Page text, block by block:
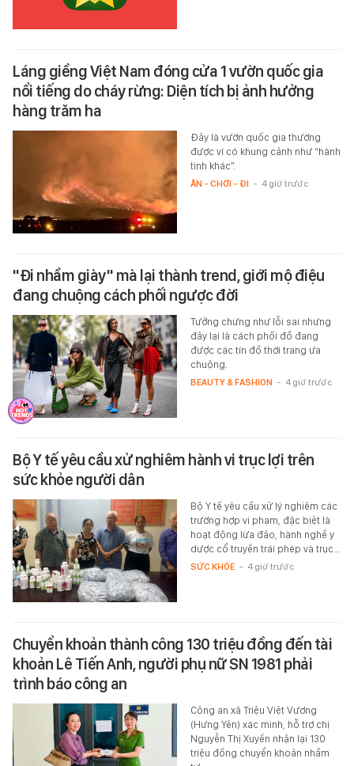
Láng giềng Việt Nam đóng cửa 1 vườn quốc gia
nổi tiếng do cháy rừng: Diện tích bị ảnh hưởng
hàng trăm ha
Đây là vườn quốc gia thường
được ví có khung cảnh như “hành
tinh khác”.
ĂN - CHƠI - ĐI - 4 giờ trước
"Đi nhầm giày" mà lại thành trend, giới mộ điệu
đang chuộng cách phối ngược đời
Tưởng chừng như lỗi sai nhưng
đây lại là cách phối đồ đang
được các tín đồ thời trang ưa
chuộng.
BEAUTY & FASHION - 4 giờ trước
Bộ Y tế yêu cầu xử nghiêm hành vi trục lợi trên
sức khỏe người dân
Bộ Y tế yêu cầu xử lý nghiêm các
trường hợp vi phạm, đặc biệt là
hoạt động lừa đảo, hành nghề y
dược cổ truyền trái phép và trục…
SỨC KHỎE - 4 giờ trước
Chuyển khoản thành công 130 triệu đồng đến tài
khoản Lê Tiến Anh, người phụ nữ SN 1981 phải
trình báo công an
Công an xã Triệu Việt Vương
(Hưng Yên) xác minh, hỗ trợ chị
Nguyễn Thị Xuyến nhận lại 130
triệu đồng chuyển khoản nhầm